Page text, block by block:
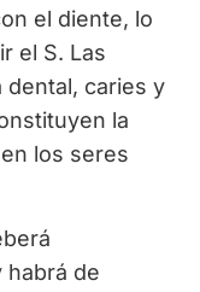
el diente, lo
el S. Las
dental, caries y
la
los seres
habrá de